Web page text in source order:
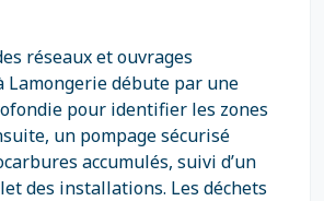
réseaux et ouvrages
Lamongerie débute par une
pour identifier les zones
un pompage sécurisé
accumulés, suivi d’un
des installations. Les déchets